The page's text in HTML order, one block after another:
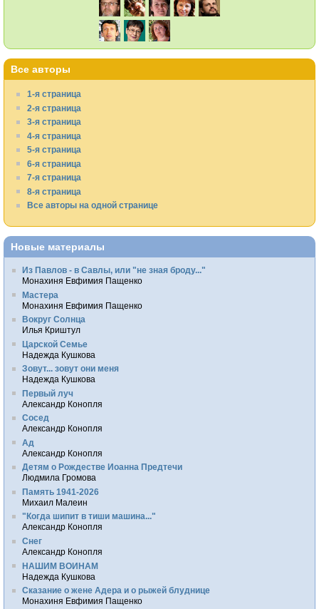
Все авторы
1-я страница
2-я страница
3-я страница
4-я страница
5-я страница
6-я страница
7-я страница
8-я страница
Все авторы на одной странице
Новые материалы
Из Павлов - в Савлы, или "не зная броду..."
Монахиня Евфимия Пащенко
Мастера
Монахиня Евфимия Пащенко
Вокруг Солнца
Илья Криштул
Царской Семье
Надежда Кушкова
Зовут... зовут они меня
Надежда Кушкова
Первый луч
Александр Конопля
Сосед
Александр Конопля
Ад
Александр Конопля
Детям о Рождестве Иоанна Предтечи
Людмила Громова
Память 1941-2026
Михаил Малеин
"Когда шипит в тиши машина..."
Александр Конопля
Снег
Александр Конопля
НАШИМ ВОИНАМ
Надежда Кушкова
Сказание о жене Адера и о рыжей блуднице
Монахиня Евфимия Пащенко